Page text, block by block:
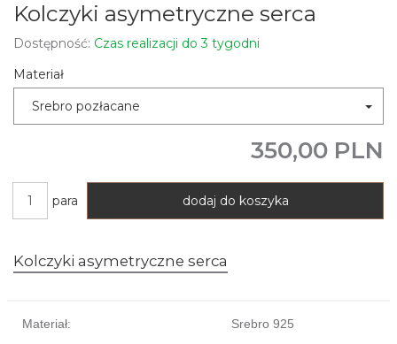
Kolczyki asymetryczne serca
Dostępność: Czas realizacji do 3 tygodni
Materiał
Srebro pozłacane
350,00 PLN
para dodaj do koszyka
Kolczyki asymetryczne serca
Materiał:
Srebro 925